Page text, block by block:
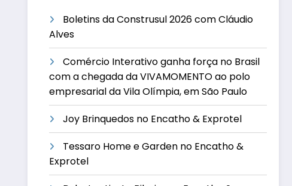
Boletins da Construsul 2026 com Cláudio
Alves
Comércio Interativo ganha força no Brasil
com a chegada da VIVAMOMENTO ao polo
empresarial da Vila Olímpia, em São Paulo
Joy Brinquedos no Encatho & Exprotel
Tessaro Home e Garden no Encatho &
Exprotel